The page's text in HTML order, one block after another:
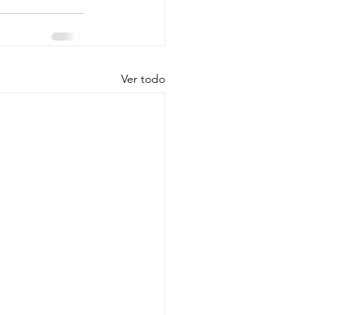
Ver todo